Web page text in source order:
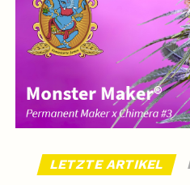
LETZTE ARTIKEL